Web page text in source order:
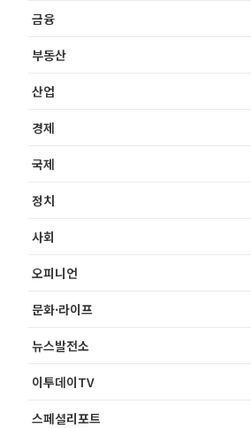
금융
부동산
산업
경제
국제
정치
사회
오피니언
문화·라이프
뉴스발전소
이투데이TV
스페셜리포트